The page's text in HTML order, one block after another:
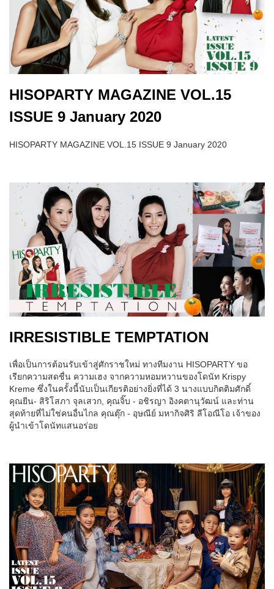
HISOPARTY MAGAZINE VOL.15
ISSUE 9 January 2020
HISOPARTY MAGAZINE VOL.15 ISSUE 9 January 2020
IRRESISTIBLE TEMPTATION
เพื่อเป็นการต้อนรับเข้าสู่ศักราชใหม่ ทางทีมงาน HISOPARTY ขอ
เรียกความสดชื่น ความเฮง จากความหอมหวานของโดนัท Krispy
Kreme ซึ่งในครั้งนี้นับเป็นเกียรติอย่างยิ่งที่ได้ 3 นางแบบกิตติมศักดิ์
คุณยีน- สิริโสภา จุลเสวก, คุณจิ๊บ - อชิรญา อิงคตานุวัฒน์ และท่าน
สุดท้ายที่ไม่ใช่คนอื่นไกล คุณตุ๊ก - อุษณีย์ มหากิจศิริ ลีโอณีโอ เจ้าของ
ผู้นำเข้าโดนัทแสนอร่อย